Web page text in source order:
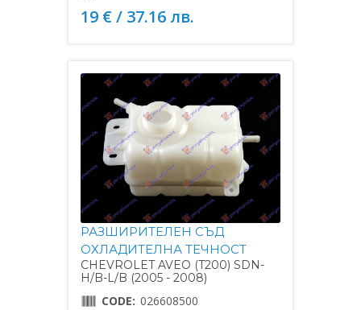
19 € / 37.16 лв.
РАЗШИРИТЕЛЕН СЪД
ОХЛАДИТЕЛНА ТЕЧНОСТ
CHEVROLET AVEO (T200) SDN-
H/B-L/B (2005 - 2008)
CODE: 026608500